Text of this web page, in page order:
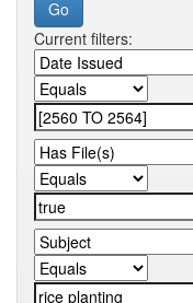
Current filters: